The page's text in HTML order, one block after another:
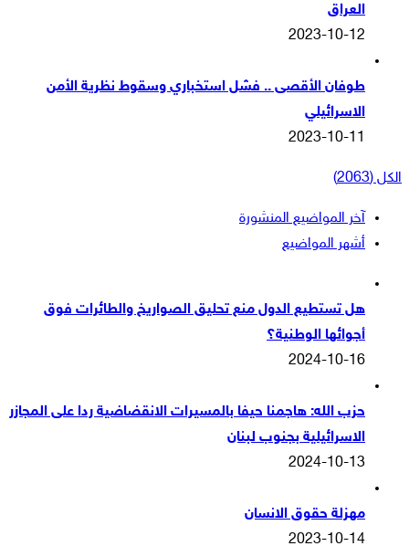
العراق
2023-10-12
طوفان الأقصى .. فشل استخباري وسقوط نظرية الأمن
الاسرائيلي
2023-10-11
الكل (2063)
آخر المواضيع المنشورة
أشهر المواضيع
هل تستطيع الدول منع تحليق الصواريخ والطائرات فوق
أجوائها الوطنية؟
2024-10-16
حزب الله: هاجمنا حيفا بالمسيرات الانقضاضية ردا على المجازر
الاسرائيلية بجنوب لبنان
2024-10-13
مهزلة حقوق الانسان
2023-10-14